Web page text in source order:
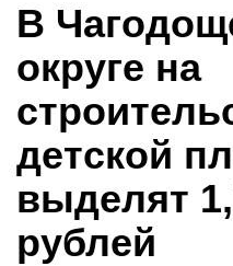
В
округе на
детской
выделят
рублей